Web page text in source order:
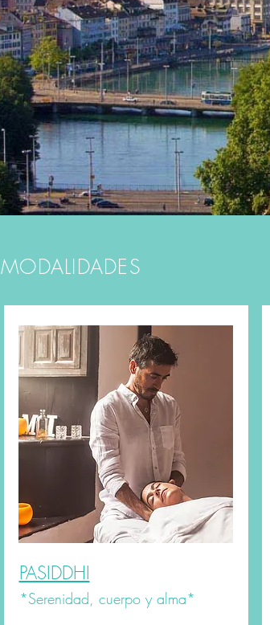
MODALIDADES
PASIDDHI
*Serenidad, cuerpo y alma*